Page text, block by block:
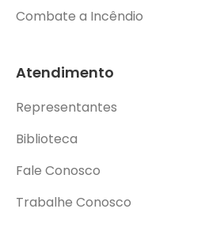
Combate a Incêndio
Atendimento
Representantes
Biblioteca
Fale Conosco
Trabalhe Conosco